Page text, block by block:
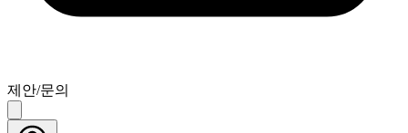
제안/문의